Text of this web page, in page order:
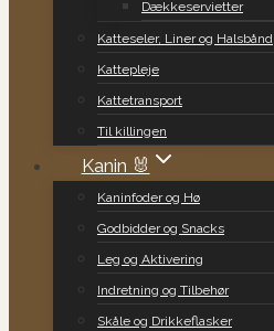
Dækkeservietter
Katteseler, Liner og Halsbånd
Kattepleje
Kattetransport
Til killingen
Kanin 🐰
Kaninfoder og Hø
Godbidder og Snacks
Leg og Aktivering
Indretning og Tilbehør
Skåle og Drikkeflasker